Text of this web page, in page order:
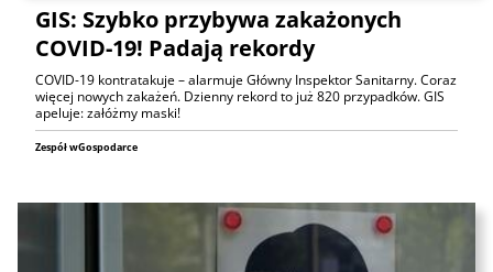
GIS: Szybko przybywa zakażonych
COVID-19! Padają rekordy
COVID-19 kontratakuje – alarmuje Główny Inspektor Sanitarny. Coraz
więcej nowych zakażeń. Dzienny rekord to już 820 przypadków. GIS
apeluje: załóżmy maski!
Zespół wGospodarce